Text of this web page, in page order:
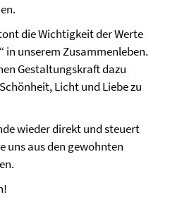
die Wichtigkeit der Werte
in unserem Zusammenleben.
Gestaltungskraft dazu
Licht und Liebe zu
wieder direkt und steuert
uns aus den gewohnten